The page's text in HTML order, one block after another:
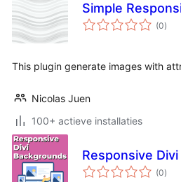
Simple
(0totaal
)
This plugin generate images with
Nicolas Juen
100+ actieve installaties
Responsive
(0totaal
)